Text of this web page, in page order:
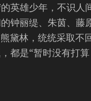
英雄少年，不识人
钟丽缇、朱茵、藤
黛林，统统采取不
都是“暂时没有打